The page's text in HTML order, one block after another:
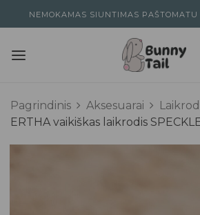
NEMOKAMAS SIUNTIMAS
Pagrindinis Aksesuarai
ERTHA vaikiškas laikrodis